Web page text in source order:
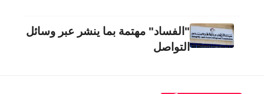
"الفساد" مهتمة بما ينشر عبر وسائل
التواصل